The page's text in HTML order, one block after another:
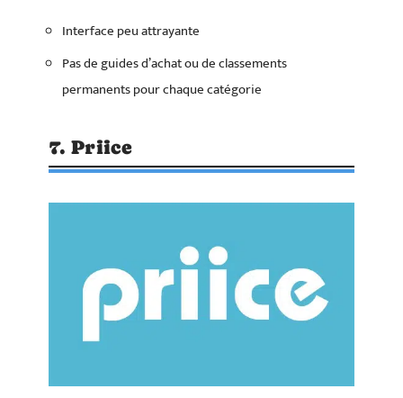
Interface peu attrayante
Pas de guides d’achat ou de classements
permanents pour chaque catégorie
7. Priice